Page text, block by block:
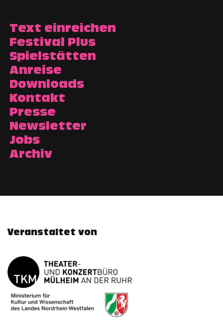
Text einreichen
Festival Plus
Spielstätten
Anreise
Downloads
Kontakt
Presse
Newsletter
Jobs
Archiv
Veranstaltet von